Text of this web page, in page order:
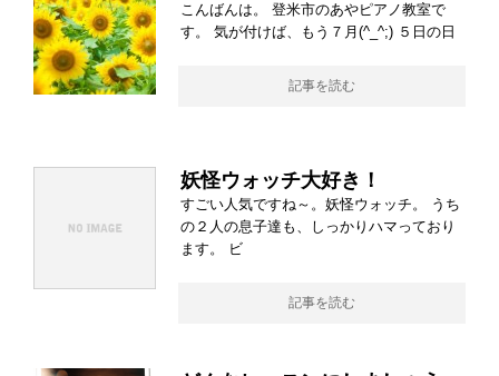
こんばんは。 登米市のあやピアノ教室で
す。 気が付けば、もう７月(^_^;) ５日の日
記事を読む
妖怪ウォッチ大好き！
すごい人気ですね～。妖怪ウォッチ。 うち
の２人の息子達も、しっかりハマっており
ます。 ビ
記事を読む